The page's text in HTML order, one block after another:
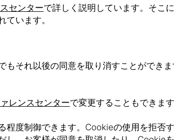
センターで詳しく説明しています。そこ
います。
もそれ以後の同意を取り消すことができ
レンスセンターで変更することもできます
度制御できます。Cookieの使用を拒否